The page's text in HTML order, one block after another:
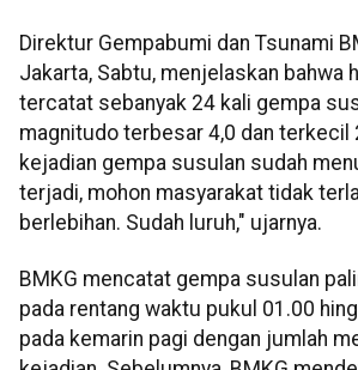
Direktur Gempabumi dan Tsunami
Jakarta, Sabtu, menjelaskan bahwa
tercatat sebanyak 24 kali gempa
magnitudo terbesar 4,0 dan terkecil
kejadian gempa susulan sudah
terjadi, mohon masyarakat tidak
berlebihan. Sudah luruh," ujarnya.
BMKG mencatat gempa susulan
pada rentang waktu pukul 01.00
pada kemarin pagi dengan jumlah